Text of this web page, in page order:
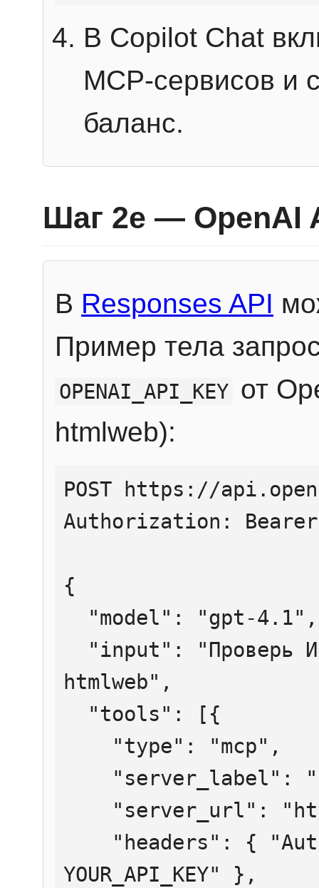
В Copilot Chat
MCP-сервисов и
баланс.
Шаг 2e — OpenAI
В Responses API
Пример тела
OPENAI_API_KEY от
htmlweb):
POST https://
Authorization:
{
htmlweb",
YOUR_API_KEY" },